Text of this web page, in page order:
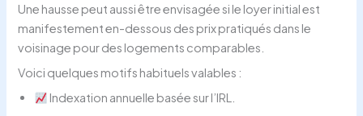
Une hausse peut aussi être envisagée si le loyer initial est
manifestement en-dessous des prix pratiqués dans le
voisinage pour des logements comparables.
Voici quelques motifs habituels valables :
Indexation annuelle basée sur l’IRL.